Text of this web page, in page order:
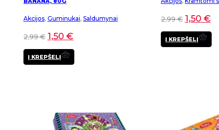
Akcijos, Guminukai, Saldumynai
2,99€ 1,50 €
Į KREPŠELĮ
2,99€ 1,50 €
Į KREPŠELĮ